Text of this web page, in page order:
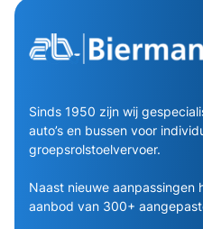
Sinds 1950 zijn wij
auto’s en bussen voor
groepsrolstoelvervoer.
Naast nieuwe aanpassingen
aanbod van 300+